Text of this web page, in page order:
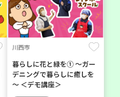
川西市
暮らしに花と緑を① ～ガー
デニングで暮らしに癒しを
～ ＜デモ講座＞